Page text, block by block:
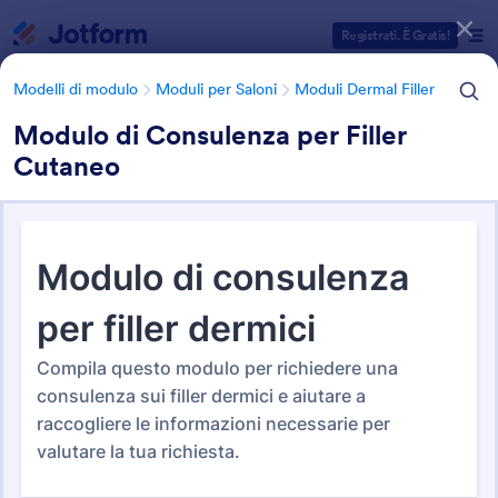
Registrati. È Gratis!
Modelli di modulo Moduli per Saloni Moduli Dermal Filler
Modulo di Consulenza per Filler
Cutaneo
Moduli di Consenso al
Trattamento con i Filler
4 Template
Categorie Template Moduli